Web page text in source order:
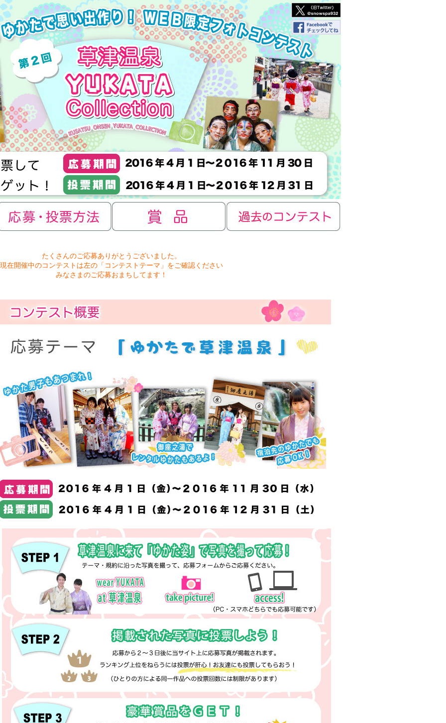
たくさんのご応募ありがとうございました。
現在開催中のコンテストは左の「コンテストテーマ」をご確認ください
みなさまのご応募おまちしてます！